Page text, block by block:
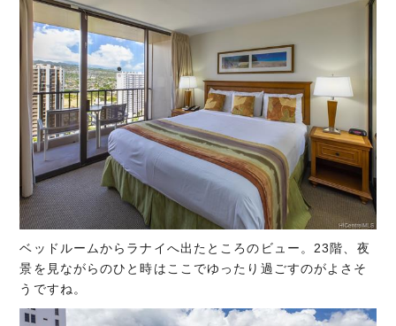
ベッドルームからラナイへ出たところのビュー。23階、夜
景を見ながらのひと時はここでゆったり過ごすのがよさそ
うですね。